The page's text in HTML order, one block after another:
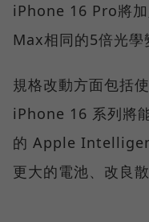
iPhone 16 Pro將
Max相同的5倍光學
規格改動方面包括
iPhone 16 系列將
的 Apple
更大的電池、改良